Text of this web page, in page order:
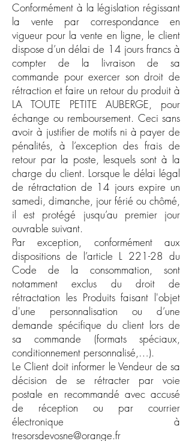
Conformément à la législation régissant
la vente par correspondance en
vigueur pour la vente en ligne, le client
dispose d’un délai de 14 jours francs à
compter de la livraison de sa
commande pour exercer son droit de
rétraction et faire un retour du produit à
LA TOUTE PETITE AUBERGE, pour
échange ou remboursement. Ceci sans
avoir à justifier de motifs ni à payer de
pénalités, à l’exception des frais de
retour par la poste, lesquels sont à la
charge du client. Lorsque le délai légal
de rétractation de 14 jours expire un
samedi, dimanche, jour férié ou chômé,
il est protégé jusqu’au premier jour
ouvrable suivant.
Par exception, conformément aux
dispositions de l’article L 221-28 du
Code de la consommation, sont
notamment exclus du droit de
rétractation les Produits faisant l'objet
d'une personnalisation ou d’une
demande spécifique du client lors de
sa commande (formats spéciaux,
conditionnement personnalisé,…).
Le Client doit informer le Vendeur de sa
décision de se rétracter par voie
postale en recommandé avec accusé
de réception ou par courrier
électronique à
tresorsdevosne@orange.fr